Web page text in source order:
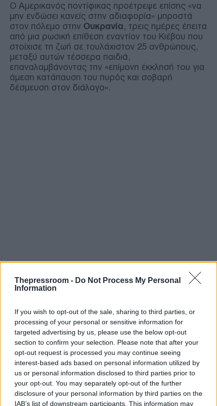
Thepressroom - Do Not Process My Personal
Information
If you wish to opt-out of the sale, sharing to third parties, or
processing of your personal or sensitive information for
targeted advertising by us, please use the below opt-out
section to confirm your selection. Please note that after your
opt-out request is processed you may continue seeing
interest-based ads based on personal information utilized by
us or personal information disclosed to third parties prior to
your opt-out. You may separately opt-out of the further
disclosure of your personal information by third parties on the
IAB’s list of downstream participants. This information may
Ο Αμερικανός ποντίφικας προέτρεψε επίσης «να
μην ενδώσει κανείς στην αδιαφορία» μπροστά
στον πόλεμο στην Ουκρανία, τρεις ημέρες έπειτα
από μια ρωσική επίθεση εναντίον του Κιέβου που
στοίχισε τη ζωή σε τουλάχιστον 25 ανθρώπους,
μεταξύ αυτών τέσσερα παιδιά,
επαναλαμβάνοντας την «επίμονη έκκλησή του για
άμεση κατάπαυση του πυρός και σοβαρή
δέσμευση στον διάλογο».